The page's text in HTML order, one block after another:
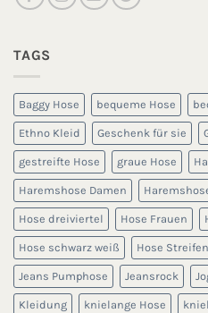
TAGS
Baggy Hose bequeme Hose
Ethno Kleid Geschenk für sie
gestreifte Hose graue Hose
Haremshose Damen
Hose dreiviertel Hose Frauen
Hose schwarz weiß Hose Streifen
Jeans Pumphose Jeansrock
Kleidung knielange Hose